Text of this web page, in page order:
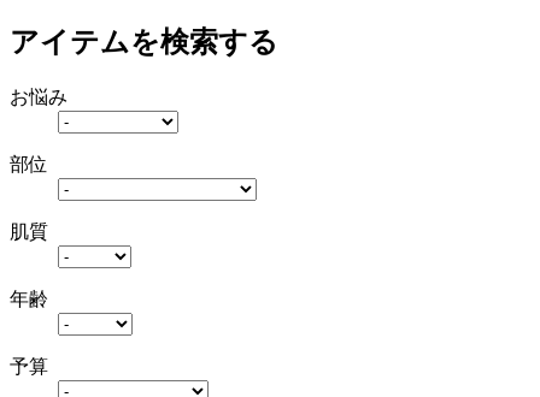
アイテムを検索する
お悩み
部位
肌質
年齢
予算